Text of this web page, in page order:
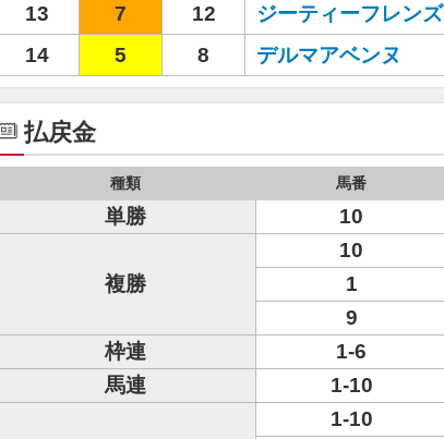
13
7 12 ジーティーフレンズ
14
5 8 デルマアベンヌ
払戻金
種類 馬番
単勝 10
複勝
10
1
9
枠連
1-6
馬連
1-10
1-10